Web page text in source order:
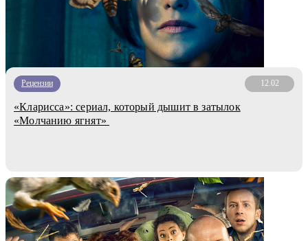
Рецензии 12.02
«Кларисса»: сериал, который дышит в затылок
«Молчанию ягнят»